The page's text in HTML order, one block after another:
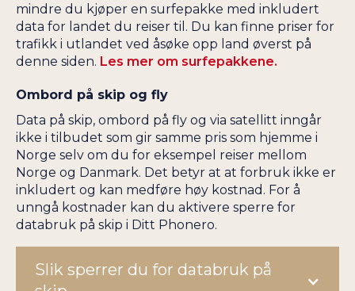
mindre du kjøper en surfepakke med inkludert
data for landet du reiser til. Du kan finne priser for
trafikk i utlandet ved åsøke opp land øverst på
denne siden. Les mer om surfepakkene.
Ombord på skip og fly
Data på skip, ombord på fly og via satellitt inngår
ikke i tilbudet som gir samme pris som hjemme i
Norge selv om du for eksempel reiser mellom
Norge og Danmark. Det betyr at at forbruk ikke er
inkludert og kan medføre høy kostnad. For å
unngå kostnader kan du aktivere sperre for
databruk på skip i Ditt Phonero.
Slik sperrer du for databruk på